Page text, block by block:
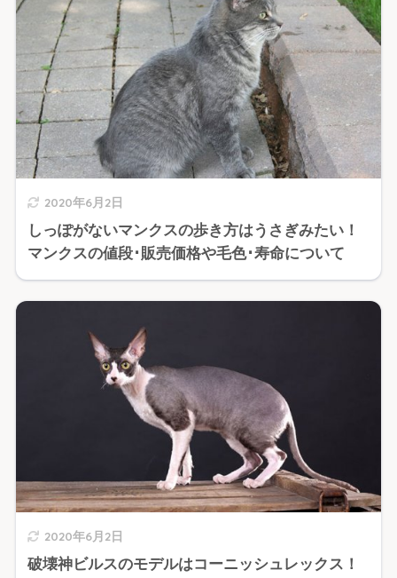
2020年6月2日
しっぽがないマンクスの歩き方はうさぎみたい！
マンクスの値段･販売価格や毛色･寿命について
2020年6月2日
破壊神ビルスのモデルはコーニッシュレックス！